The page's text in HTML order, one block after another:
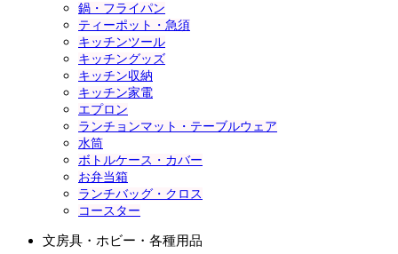
鍋・フライパン
ティーポット・急須
キッチンツール
キッチングッズ
キッチン収納
キッチン家電
エプロン
ランチョンマット・テーブルウェア
水筒
ボトルケース・カバー
お弁当箱
ランチバッグ・クロス
コースター
文房具・ホビー・各種用品